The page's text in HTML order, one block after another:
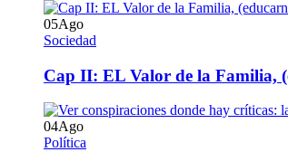
05Ago
Sociedad
Cap II: EL Valor de la Familia,
04Ago
Política